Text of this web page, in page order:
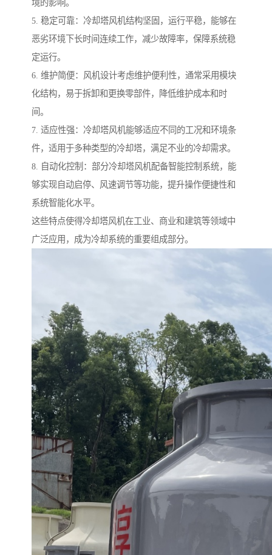
境的影响。
5. 稳定可靠：冷却塔风机结构坚固，运行平稳，能够在
恶劣环境下长时间连续工作，减少故障率，保障系统稳
定运行。
6. 维护简便：风机设计考虑维护便利性，通常采用模块
化结构，易于拆卸和更换零部件，降低维护成本和时
间。
7. 适应性强：冷却塔风机能够适应不同的工况和环境条
件，适用于多种类型的冷却塔，满足不业的冷却需求。
8. 自动化控制：部分冷却塔风机配备智能控制系统，能
够实现自动启停、风速调节等功能，提升操作便捷性和
系统智能化水平。
这些特点使得冷却塔风机在工业、商业和建筑等领域中
广泛应用，成为冷却系统的重要组成部分。